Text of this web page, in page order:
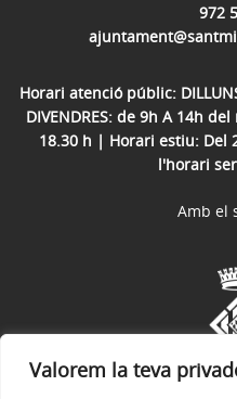
Valorem la teva
972
Horari atenció públic:
DIVENDRES: de 9h A 14h
18.30 h | Horari estiu: Del
l'horari
Amb el